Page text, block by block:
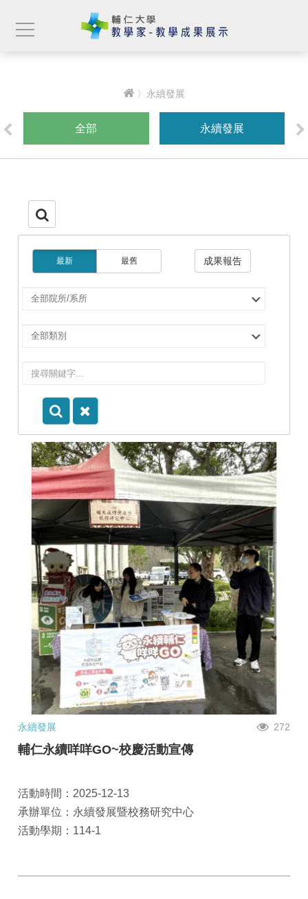
〉永續發展
全部 永續發展
最新 最舊 成果報告
選
所/
所
選
別
永續發展 272
輔仁永續咩咩GO~校慶活動宣傳
活動時間：2025-12-13
承辦單位：永續發展暨校務研究中心
活動學期：114-1